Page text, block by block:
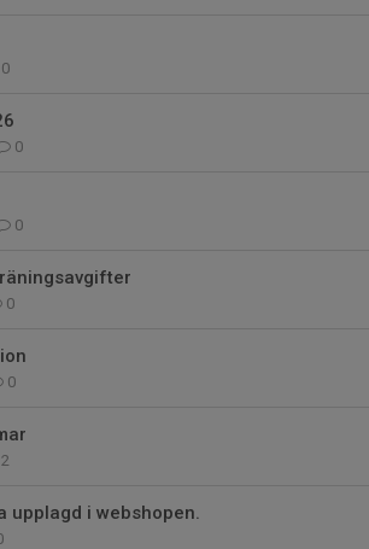
0
0
0
0
0
2
upplagd i webshopen.